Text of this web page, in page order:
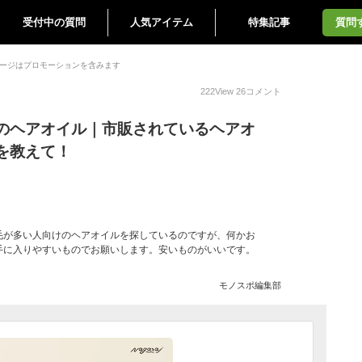
受付中の質問 人気アイテム 特集記事 質問
ジはプロモーションを含みます
222View 26コメント
ヘアオイル｜市販されているヘアオ
教えて！
多い人向けのヘアオイルを探しているのですが、何かお
入りやすいものでお願いします。安いものがいいです。
モノスポ編集部